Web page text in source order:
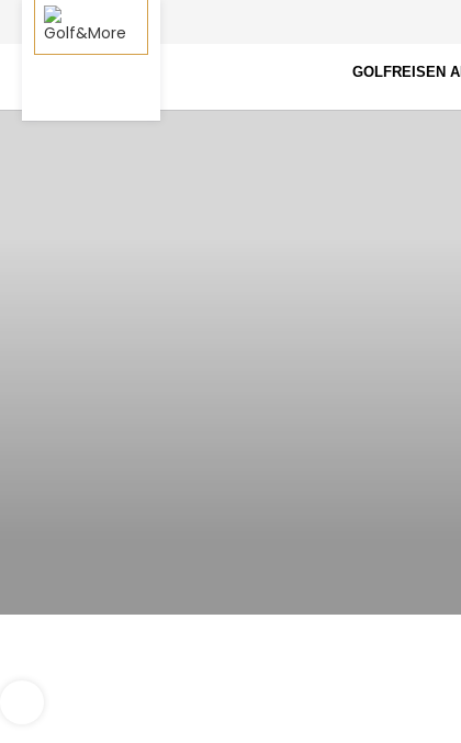
GOLFREISEN